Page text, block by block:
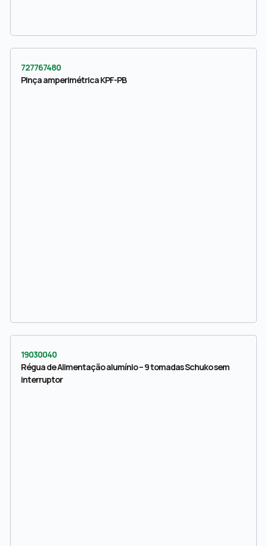
727767480
Pinça amperimétrica KPF-PB
19030040
Régua de Alimentação alumínio – 9 tomadas Schuko sem
interruptor